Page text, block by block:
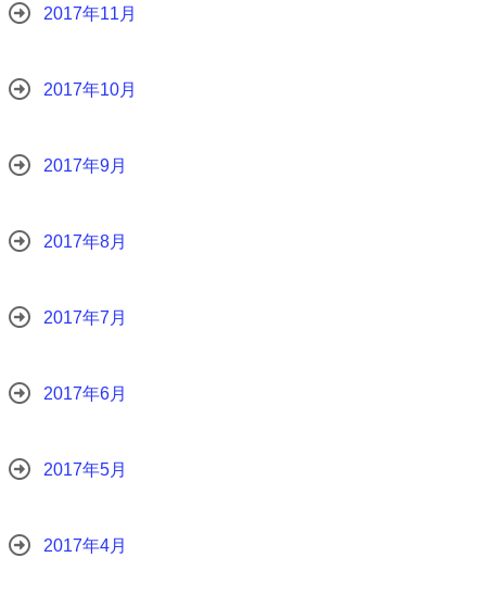
2017年11月
2017年10月
2017年9月
2017年8月
2017年7月
2017年6月
2017年5月
2017年4月